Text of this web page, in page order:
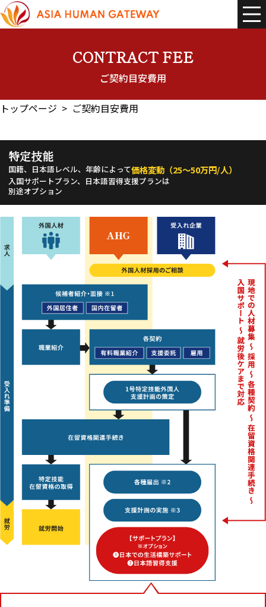
コ
ン
テ
ン
ナ
ビ
ゲ
ー
CONTRACT FEE
ご契約目安費用
トップページ ご契約目安費用
特定技能
国籍、日本語レベル、年齢によって価格変動（25～50万円/人）
入国サポートプラン、日本語習得支援プランは
別途オプション